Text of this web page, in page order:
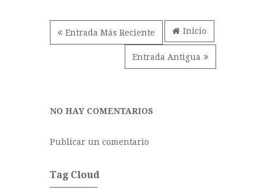
Entrada Más Reciente
Entrada Antigua
Inicio
NO HAY COMENTARIOS
Publicar un comentario
Tag Cloud